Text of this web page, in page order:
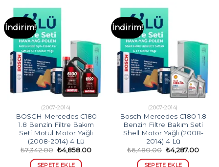
İndirim!
(2007-2014)
BOSCH Mercedes C180
1.8 Benzin Filtre Bakım
Seti Motul Motor Yağlı
(2008-2014) 4 Lü
₺7,342.00 Orijinal
fiyat:
₺7,342.00.
₺4,858.00Şu
SEPETE EKLE
İndirim!
(2007-2014)
Bosch Mercedes C180 1.8
Benzin Filtre Bakım Seti
Shell Motor Yağlı (2008-
2014) 4 Lü
₺6,480.00 Orijinal
fiyat:
₺6,480.00.
₺4,287.00Şu
SEPETE EKLE